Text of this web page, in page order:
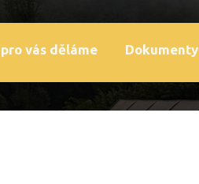
pro vás děláme Dokumenty